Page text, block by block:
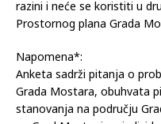
način doprinesete boljem
Grada Mostara u cjelini.
razini i neće se koristiti u
Prostornog plana Grada
Napomena*: